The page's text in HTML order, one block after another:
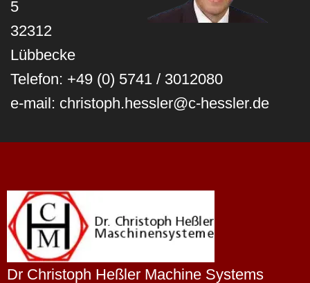
5
32312
Lübbecke
Telefon: +49 (0) 5741 / 3012080
e-mail: christoph.hessler@c-hessler.de
Dr Christoph Heßler Machine Systems